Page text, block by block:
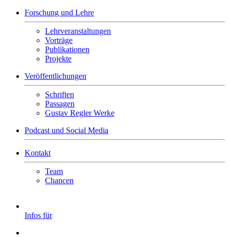
Forschung und Lehre
Lehrveranstaltungen
Vorträge
Publikationen
Projekte
Veröffentlichungen
Schriften
Passagen
Gustav Regler Werke
Podcast und Social Media
Kontakt
Team
Chancen
Infos für